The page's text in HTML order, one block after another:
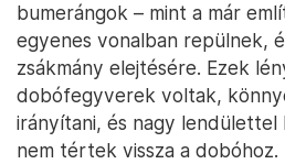
bumerángok – mint a már
egyenes vonalban repülnek,
zsákmány elejtésére. Ezek
dobófegyverek voltak,
irányítani, és nagy lendülettel
nem tértek vissza a dobóhoz.